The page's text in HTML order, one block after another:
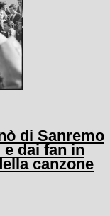
di Sanremo
dai fan in
canzone